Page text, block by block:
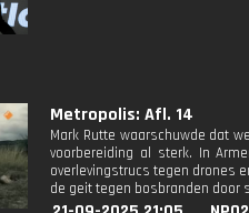
Metropolis: Afl. 14
Mark Rutte waarschuwde dat
voorbereiding al sterk. In
overlevingstrucs tegen drones
de geit tegen bosbranden door